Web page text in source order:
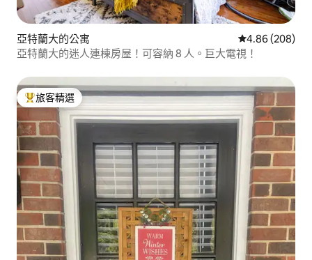
亞特蘭大的公寓 從 208 則評價
4.86 (208)
亞特蘭大的迷人連棟房屋！可容納 8 人。巨大電視！
旅客精選榜首
旅客精選